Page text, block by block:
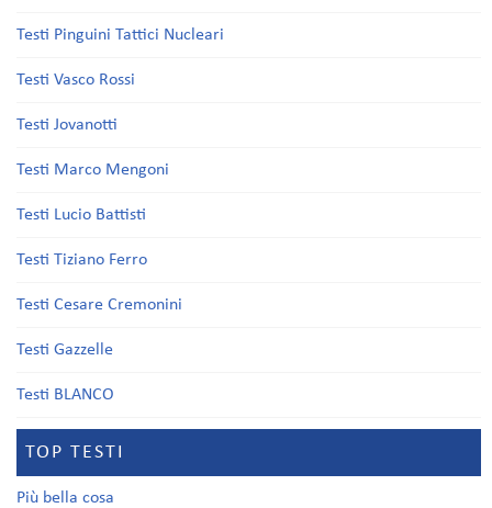
Testi Pinguini Tattici Nucleari
Testi Vasco Rossi
Testi Jovanotti
Testi Marco Mengoni
Testi Lucio Battisti
Testi Tiziano Ferro
Testi Cesare Cremonini
Testi Gazzelle
Testi BLANCO
TOP TESTI
Più bella cosa